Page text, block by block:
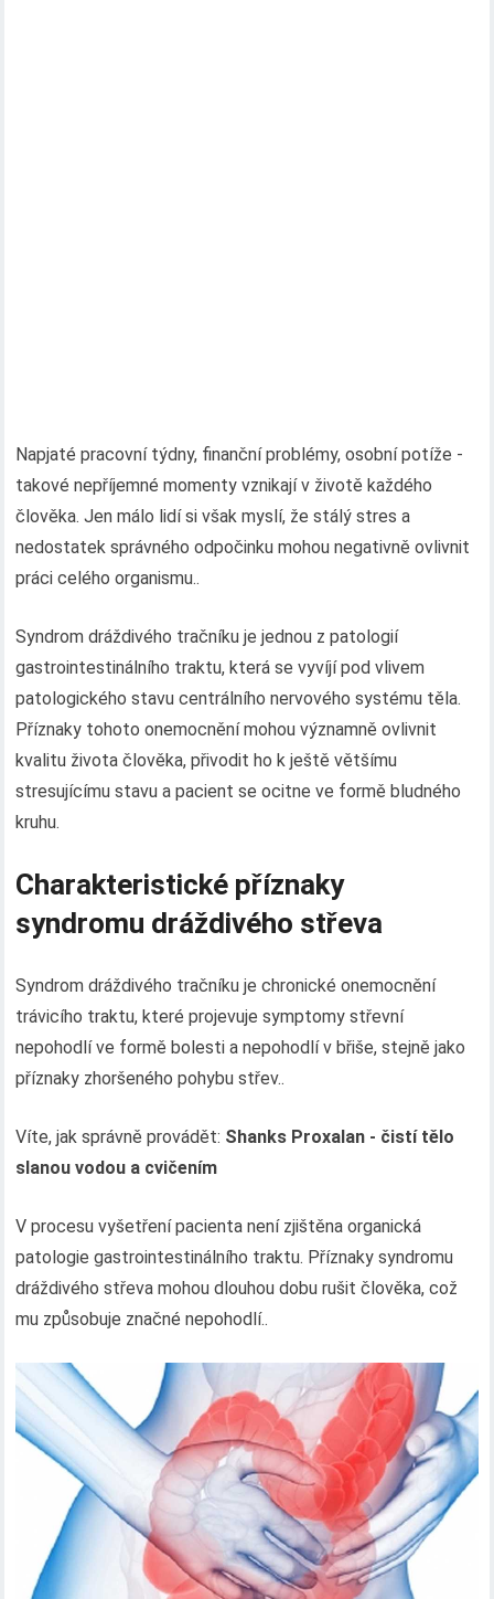
Napjaté pracovní týdny, finanční problémy, osobní potíže -
takové nepříjemné momenty vznikají v životě každého
člověka. Jen málo lidí si však myslí, že stálý stres a
nedostatek správného odpočinku mohou negativně ovlivnit
práci celého organismu..
Syndrom dráždivého tračníku je jednou z patologií
gastrointestinálního traktu, která se vyvíjí pod vlivem
patologického stavu centrálního nervového systému těla.
Příznaky tohoto onemocnění mohou významně ovlivnit
kvalitu života člověka, přivodit ho k ještě většímu
stresujícímu stavu a pacient se ocitne ve formě bludného
kruhu.
Charakteristické příznaky
syndromu dráždivého střeva
Syndrom dráždivého tračníku je chronické onemocnění
trávicího traktu, které projevuje symptomy střevní
nepohodlí ve formě bolesti a nepohodlí v břiše, stejně jako
příznaky zhoršeného pohybu střev..
Víte, jak správně provádět: Shanks Proxalan - čistí tělo
slanou vodou a cvičením
V procesu vyšetření pacienta není zjištěna organická
patologie gastrointestinálního traktu. Příznaky syndromu
dráždivého střeva mohou dlouhou dobu rušit člověka, což
mu způsobuje značné nepohodlí..